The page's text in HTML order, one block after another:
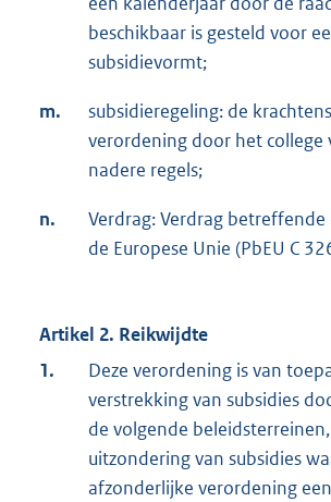
beschikbaar is gesteld voor
subsidievormt;
m.
subsidieregeling: de
verordening door het college
nadere regels;
n.
Verdrag: Verdrag
de Europese Unie (PbEU C
Artikel 2. Reikwijdte
1.
Deze verordening is van
verstrekking van subsidies
de volgende
uitzondering van subsidies
afzonderlijke verordening